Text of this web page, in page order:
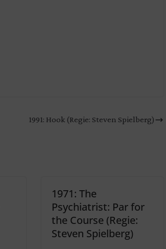
1991: Hook (Regie: Steven Spielberg)
1971: The
Psychiatrist: Par for
the Course (Regie:
Steven Spielberg)